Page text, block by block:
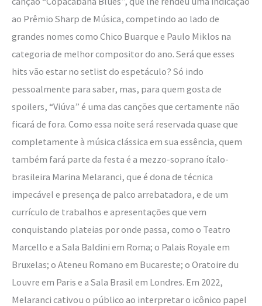
ao Prêmio Sharp de Música, competindo ao lado de
grandes nomes como Chico Buarque e Paulo Miklos na
categoria de melhor compositor do ano. Será que esses
hits vão estar no setlist do espetáculo? Só indo
pessoalmente para saber, mas, para quem gosta de
spoilers, “Viúva” é uma das canções que certamente não
ficará de fora. Como essa noite será reservada quase que
completamente à música clássica em sua essência, quem
também fará parte da festa é a mezzo-soprano ítalo-
brasileira Marina Melaranci, que é dona de técnica
impecável e presença de palco arrebatadora, e de um
currículo de trabalhos e apresentações que vem
conquistando plateias por onde passa, como o Teatro
Marcello e a Sala Baldini em Roma; o Palais Royale em
Bruxelas; o Ateneu Romano em Bucareste; o Oratoire du
Louvre em Paris e a Sala Brasil em Londres. Em 2022,
Melaranci cativou o público ao interpretar o icônico papel